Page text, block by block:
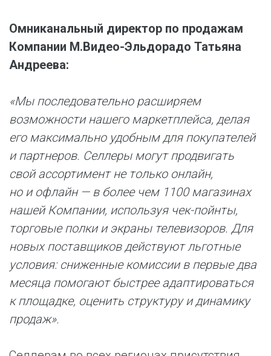
Омниканальный директор по продажам
Компании М.Видео-Эльдорадо Татьяна
Андреева:
«Мы последовательно расширяем
возможности нашего маркетплейса, делая
его максимально удобным для покупателей
и партнеров. Селлеры могут продвигать
свой ассортимент не только онлайн,
но и офлайн — в более чем 1100 магазинах
нашей Компании, используя чек-пойнты,
торговые полки и экраны телевизоров. Для
новых поставщиков действуют льготные
условия: сниженные комиссии в первые два
месяца помогают быстрее адаптироваться
к площадке, оценить структуру и динамику
продаж».